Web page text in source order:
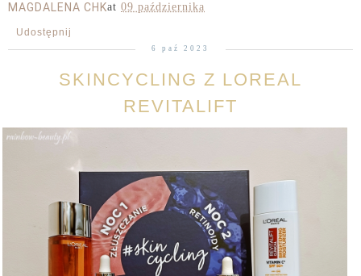
MAGDALENA CHKat 09 października
Udostępnij
6 paź 2023
SKINCYCLING Z LOREAL
REVITALIFT